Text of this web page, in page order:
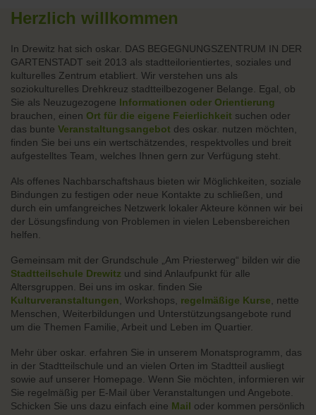
Herzlich willkommen
In Drewitz hat sich oskar. DAS BEGEGNUNGSZENTRUM IN DER
GARTENSTADT seit 2013 als stadtteilorientiertes, soziales und
kulturelles Zentrum etabliert. Wir verstehen uns als
soziokulturelles Drehkreuz stadtteilbezogener Belange. Egal, ob
Sie als Neuzugezogene Informationen oder Orientierung
brauchen, einen Ort für die eigene Feierlichkeit suchen oder
das bunte Veranstaltungsangebot des oskar. nutzen möchten,
finden Sie bei uns ein wertschätzendes, respektvolles und breit
aufgestelltes Team, welches Ihnen gern zur Verfügung steht.
Als offenes Nachbarschaftshaus bieten wir Möglichkeiten, soziale
Bindungen zu festigen oder neue Kontakte zu schließen, und
durch ein umfangreiches Netzwerk lokaler Akteure können wir bei
der Lösungsfindung von Problemen in vielen Lebensbereichen
helfen.
Gemeinsam mit der Grundschule „Am Priesterweg“ bilden wir die
Stadtteilschule Drewitz und sind Anlaufpunkt für alle
Altersgruppen. Bei uns im oskar. finden Sie
Kulturveranstaltungen , Workshops, regelmäßige Kurse , nette
Menschen, Weiterbildungen und Unterstützungsangebote rund
um die Themen Familie, Arbeit und Leben im Quartier.
Mehr über oskar. erfahren Sie in unserem Monatsprogramm, das
in der Stadtteilschule und an vielen Orten im Stadtteil ausliegt
sowie auf unserer Homepage. Wenn Sie möchten, informieren wir
Sie regelmäßig per E-Mail über Veranstaltungen und Angebote.
Schicken Sie uns dazu einfach eine Mail oder kommen persönlich